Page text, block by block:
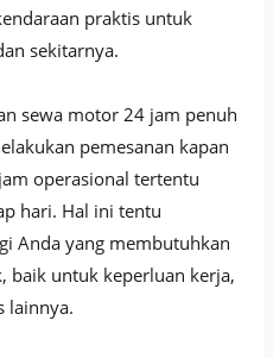
praktis untuk
sekitarnya.
sewa motor 24 jam penuh
pemesanan kapan
operasional tertentu
hari. Hal ini tentu
Anda yang membutuhkan
baik untuk keperluan kerja,
lainnya.